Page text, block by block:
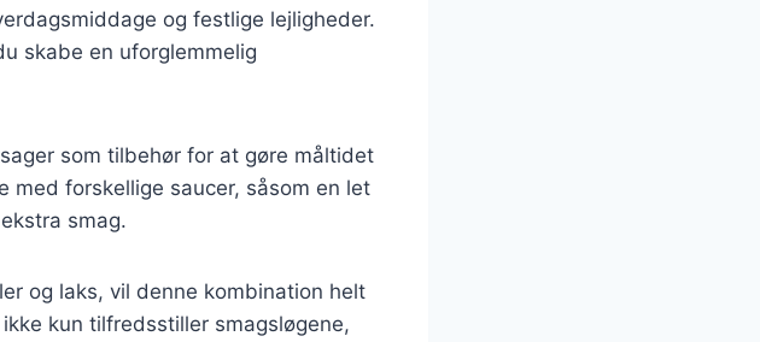
og festlige lejligheder.
skabe en uforglemmelig
som tilbehør for at gøre måltidet
med forskellige saucer, såsom en let
smag.
og laks, vil denne kombination helt
kun tilfredsstiller smagsløgene,